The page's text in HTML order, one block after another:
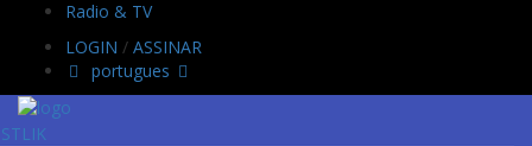
Radio & TV
LOGIN / ASSINAR
portugues